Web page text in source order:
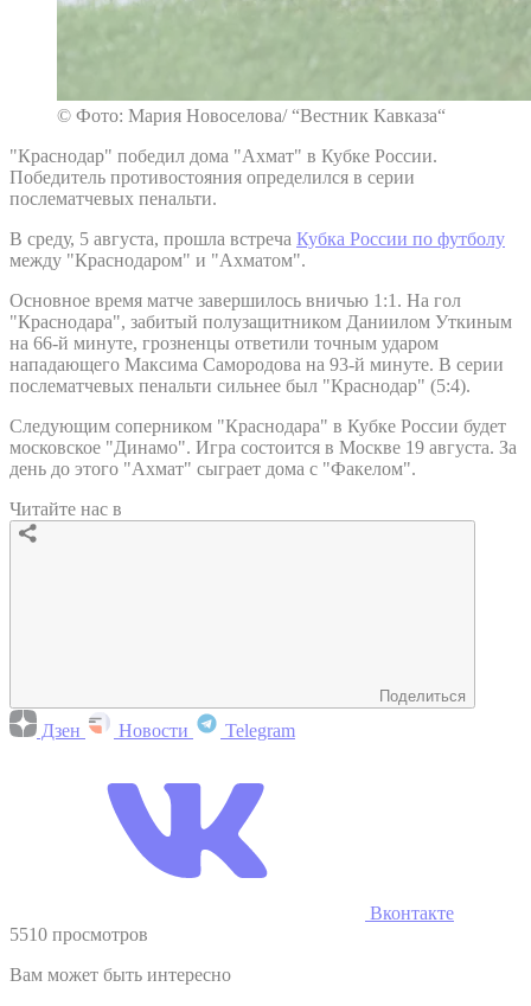
© Фото: Мария Новоселова/ “Вестник Кавказа“
"Краснодар" победил дома "Ахмат" в Кубке России.
Победитель противостояния определился в серии
послематчевых пенальти.
В среду, 5 августа, прошла встреча Кубка России по футболу
между "Краснодаром" и "Ахматом".
Основное время матче завершилось вничью 1:1. На гол
"Краснодара", забитый полузащитником Даниилом Уткиным
на 66-й минуте, грозненцы ответили точным ударом
нападающего Максима Самородова на 93-й минуте. В серии
послематчевых пенальти сильнее был "Краснодар" (5:4).
Следующим соперником "Краснодара" в Кубке России будет
московское "Динамо". Игра состоится в Москве 19 августа. За
день до этого "Ахмат" сыграет дома с "Факелом".
Читайте нас в
Поделиться
Дзен Новости Telegram
Вконтакте
5510 просмотров
Вам может быть интересно